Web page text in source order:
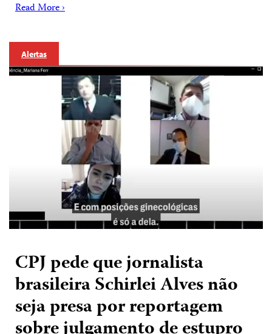
Read More ›
Alertas
CPJ pede que jornalista
brasileira Schirlei Alves não
seja presa por reportagem